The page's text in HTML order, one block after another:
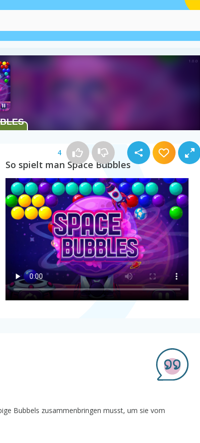
4
So spielt man Space Bubbles
Bubbels zusammenbringen musst, um sie vom